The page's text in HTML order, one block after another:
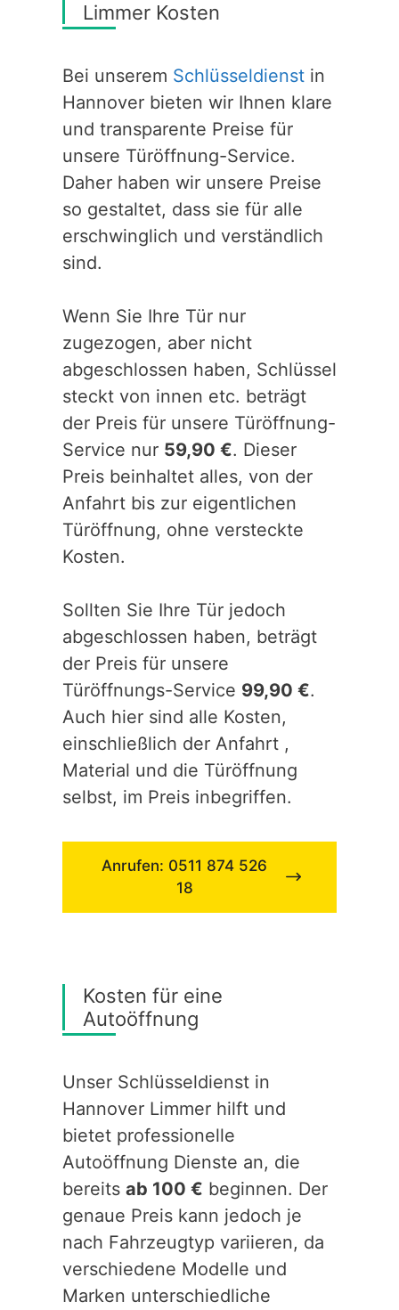
Limmer Kosten
Bei unserem Schlüsseldienst in
Hannover bieten wir Ihnen klare
und transparente Preise für
unsere Türöffnung-Service.
Daher haben wir unsere Preise
so gestaltet, dass sie für alle
erschwinglich und verständlich
sind.
Wenn Sie Ihre Tür nur
zugezogen, aber nicht
abgeschlossen haben, Schlüssel
steckt von innen etc. beträgt
der Preis für unsere Türöffnung-
Service nur 59,90 €. Dieser
Preis beinhaltet alles, von der
Anfahrt bis zur eigentlichen
Türöffnung, ohne versteckte
Kosten.
Sollten Sie Ihre Tür jedoch
abgeschlossen haben, beträgt
der Preis für unsere
Türöffnungs-Service 99,90 €.
Auch hier sind alle Kosten,
einschließlich der Anfahrt ,
Material und die Türöffnung
selbst, im Preis inbegriffen.
Anrufen: 0511 874 526
18
Kosten für eine
Autoöffnung
Unser Schlüsseldienst in
Hannover Limmer hilft und
bietet professionelle
Autoöffnung Dienste an, die
bereits ab 100 € beginnen. Der
genaue Preis kann jedoch je
nach Fahrzeugtyp variieren, da
verschiedene Modelle und
Marken unterschiedliche